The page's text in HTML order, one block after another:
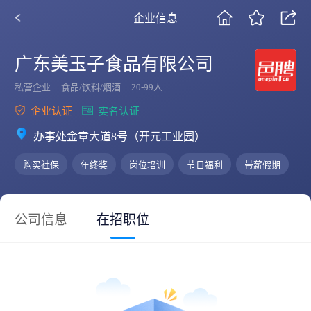
企业信息
广东美玉子食品有限公司
私营企业 食品/饮料/烟酒 20-99人
企业认证 实名认证
办事处金章大道8号（开元工业园）
购买社保 年终奖 岗位培训 节日福利 带薪假期
公司信息 在招职位